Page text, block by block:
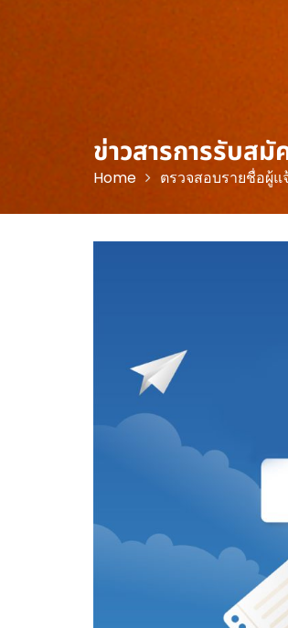
ข่าวสารการรับส
Home ตรวจสอบรายชื่อผู้